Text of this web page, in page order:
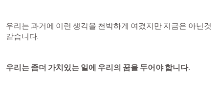
우리는 과거에 이런 생각을 천박하게 여겼지만 지금은 아닌것
같습니다.
우리는 좀더 가치있는 일에 우리의 꿈을 두어야 합니다.